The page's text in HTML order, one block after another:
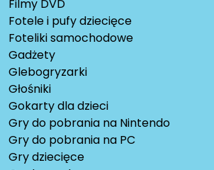
Filmy DVD
Fotele i pufy dziecięce
Foteliki samochodowe
Gadżety
Glebogryzarki
Głośniki
Gokarty dla dzieci
Gry do pobrania na Nintendo
Gry do pobrania na PC
Gry dziecięce